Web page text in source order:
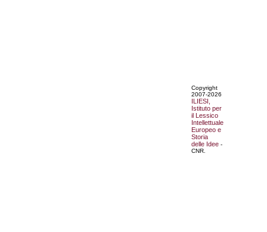
Copyright
2007-2026
ILIESI,
Istituto per
il Lessico
Intellettuale
Europeo e
Storia
delle Idee -
CNR.